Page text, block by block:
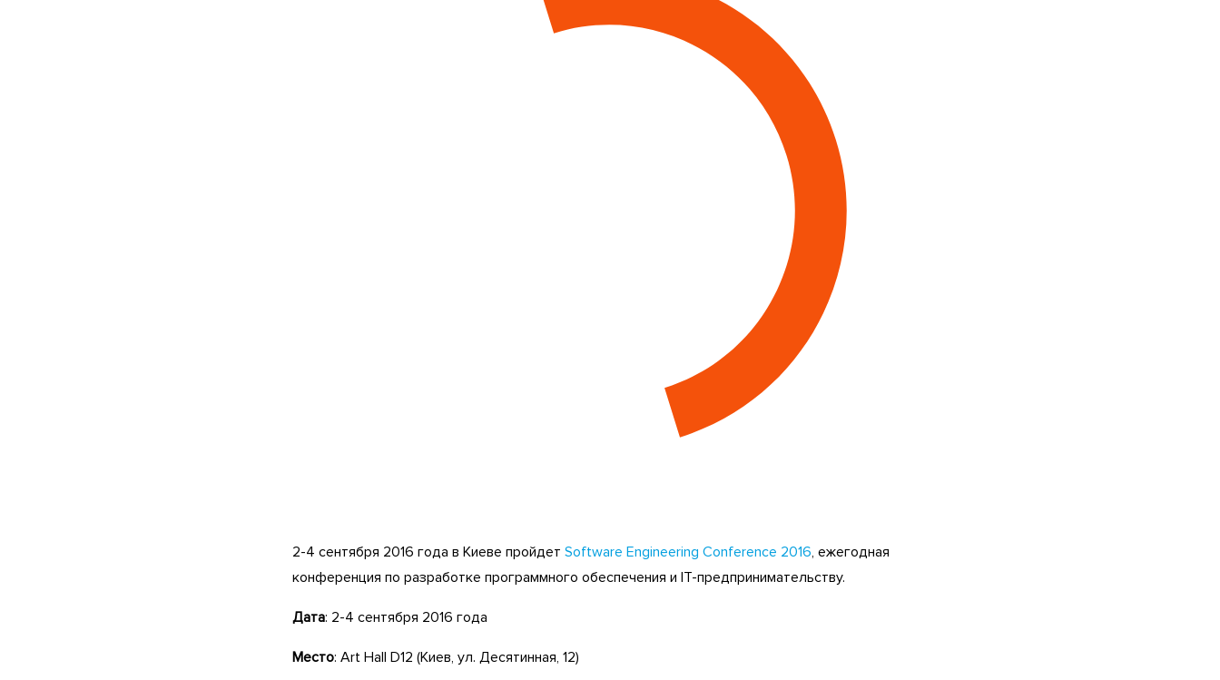
2-4 сентября 2016 года в Киеве пройдет Software Engineering Conference 2016, ежегодная
конференция по разработке программного обеспечения и IT-предпринимательству.
Дата: 2-4 сентября 2016 года
Место: Art Hall D12 (Киев, ул. Десятинная, 12)